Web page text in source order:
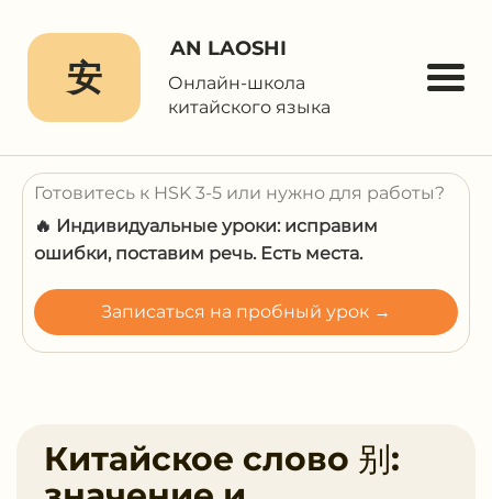
安
AN LAOSHI
Онлайн-школа
китайского языка
Готовитесь к HSK 3-5 или нужно для работы?
🔥 Индивидуальные уроки: исправим
ошибки, поставим речь. Есть места.
Записаться на пробный урок →
Китайское слово 别: